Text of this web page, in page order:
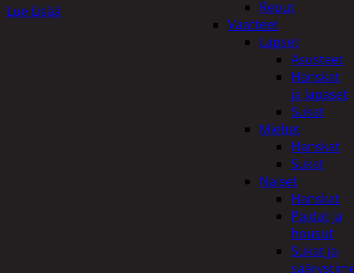
Reput
Vaatteet
Lapset
Asusteet
Hanskat
ja lapaset
Sukat
Miehet
Hanskat
Sukat
Naiset
Hanskat
Paidat ja
housut
Sukat ja
Lue Lisää